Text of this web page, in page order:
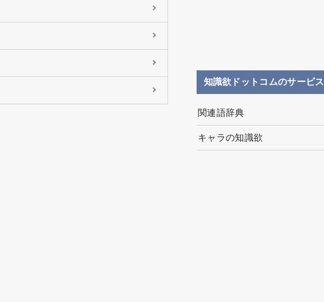
知識欲ドットコムのサービス
関連語辞典
キャラの知識欲